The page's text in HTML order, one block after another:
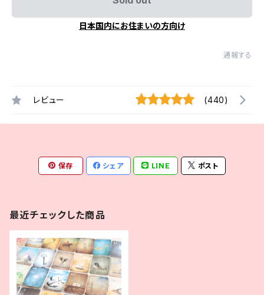
日本国内にお住まいの方向け
通報する
レビュー (440)
保存 シェア LINE ポスト
最近チェックした商品